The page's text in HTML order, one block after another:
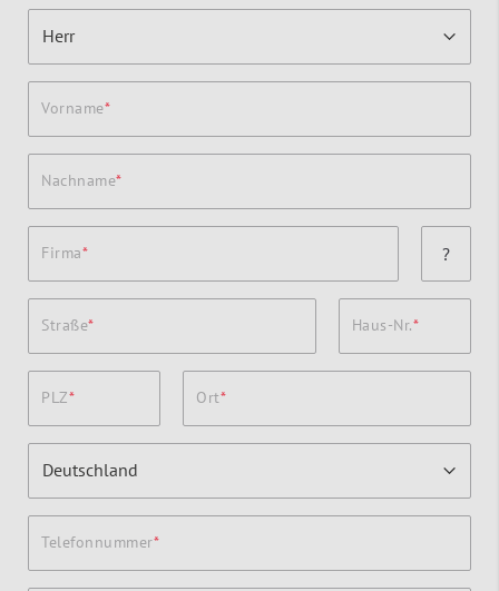
Vorname
Nachname
Firma ?
Straße Haus-Nr.
PLZ Ort
Telefonnummer